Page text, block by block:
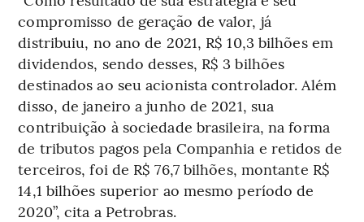
compromisso de geração de valor, já
distribuiu, no ano de 2021, R$ 10,3 bilhões em
dividendos, sendo desses, R$ 3 bilhões
destinados ao seu acionista controlador. Além
disso, de janeiro a junho de 2021, sua
contribuição à sociedade brasileira, na forma
de tributos pagos pela Companhia e retidos de
terceiros, foi de R$ 76,7 bilhões, montante R$
14,1 bilhões superior ao mesmo período de
2020”, cita a Petrobras.